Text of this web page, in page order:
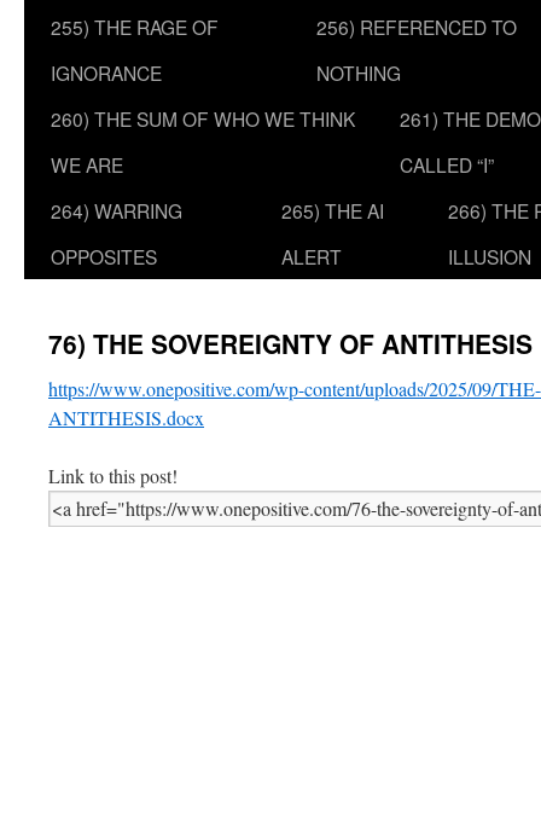
255) THE RAGE OF
IGNORANCE
256) REFERENCED TO
NOTHING
260) THE SUM OF WHO WE THINK
WE ARE
261) THE
CALLED “I”
264) WARRING
OPPOSITES
265) THE AI
ALERT
266) THE
ILLUSION
76) THE SOVEREIGNTY OF ANTITHESIS
https://www.onepositive.com/wp-content/uploads/2025/09/
ANTITHESIS.docx
Link to this post!